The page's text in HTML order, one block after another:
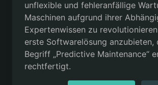
unflexible und fehleranfällige
Maschinen aufgrund ihrer
Expertenwissen zu
erste Softwarelösung anzubieten,
Begriff „Predictive Maintenance“
rechtfertigt.